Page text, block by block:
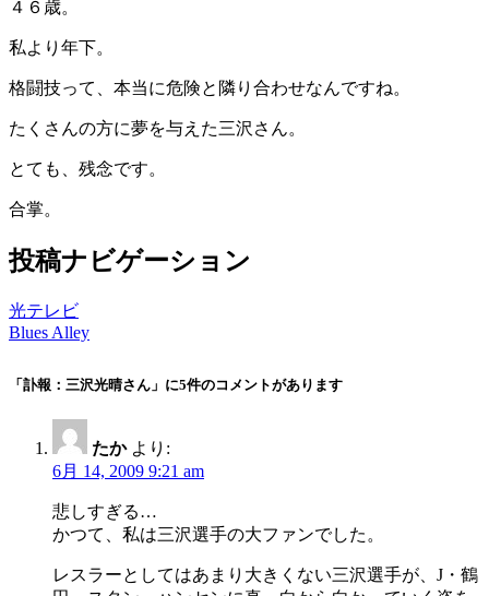
４６歳。
私より年下。
格闘技って、本当に危険と隣り合わせなんですね。
たくさんの方に夢を与えた三沢さん。
とても、残念です。
合掌。
投稿ナビゲーション
光テレビ
Blues Alley
「訃報：三沢光晴さん」に5件のコメントがあります
たか より:
6月 14, 2009 9:21 am
悲しすぎる…
かつて、私は三沢選手の大ファンでした。
レスラーとしてはあまり大きくない三沢選手が、J・鶴